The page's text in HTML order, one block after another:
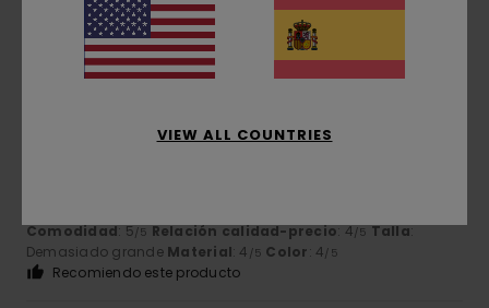
5 /5
Comodidad: 5/5 Relación calidad-precio: 4/5 Talla:
Demasiado grande Material: 4 /5 Color: 4/5
Recomiendo este producto
VIEW ALL COUNTRIES